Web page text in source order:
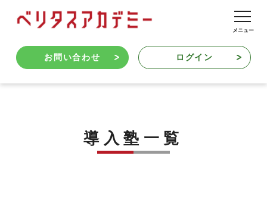
お問い合わせ ログイン
導入塾一覧